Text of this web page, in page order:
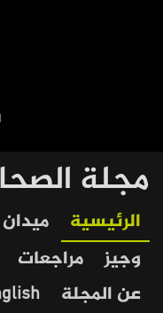
مجلة
Our
Journalism
الرئيسية ميدان
وجيز
مراجعات
عن المجلة